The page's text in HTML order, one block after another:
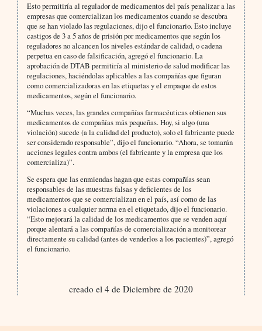
Esto permitiría al regulador de medicamentos del país penalizar a las
empresas que comercializan los medicamentos cuando se descubra
que se han violado las regulaciones, dijo el funcionario. Esto incluye
castigos de 3 a 5 años de prisión por medicamentos que según los
reguladores no alcancen los niveles estándar de calidad, o cadena
perpetua en caso de falsificación, agregó el funcionario. La
aprobación de DTAB permitiría al ministerio de salud modificar las
regulaciones, haciéndolas aplicables a las compañías que figuran
como comercializadoras en las etiquetas y el empaque de estos
medicamentos, según el funcionario.
“Muchas veces, las grandes compañías farmacéuticas obtienen sus
medicamentos de compañías más pequeñas. Hoy, si algo (una
violación) sucede (a la calidad del producto), solo el fabricante puede
ser considerado responsable”, dijo el funcionario. “Ahora, se tomarán
acciones legales contra ambos (el fabricante y la empresa que los
comercializa)”.
Se espera que las enmiendas hagan que estas compañías sean
responsables de las muestras falsas y deficientes de los
medicamentos que se comercializan en el país, así como de las
violaciones a cualquier norma en el etiquetado, dijo el funcionario.
“Esto mejorará la calidad de los medicamentos que se venden aquí
porque alentará a las compañías de comercialización a monitorear
directamente su calidad (antes de venderlos a los pacientes)”, agregó
el funcionario.
creado el 4 de Diciembre de 2020